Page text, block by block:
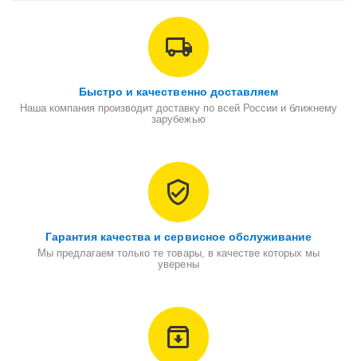
Быстро и качественно доставляем
Наша компания производит доставку по всей России и ближнему
зарубежью
Гарантия качества и сервисное обслуживание
Мы предлагаем только те товары, в качестве которых мы
уверены